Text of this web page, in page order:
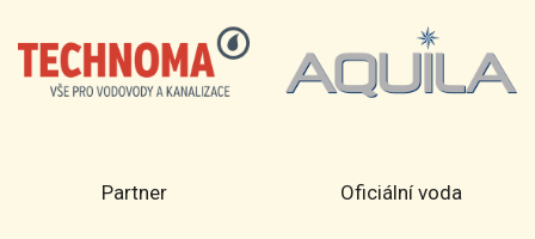
Partner Oficiální voda